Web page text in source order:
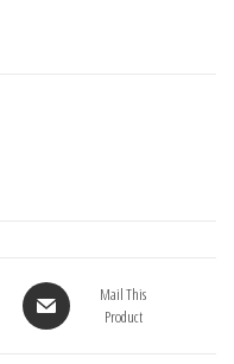
Mail This
Product